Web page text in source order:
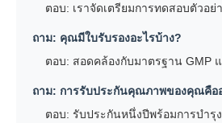
ตอบ: เราจัดเตรียมการทดสอบตัวอ
ถาม: คุณมีใบรับรองอะไรบ้าง?
ตอบ: สอดคล้องกับมาตรฐาน GMP
ถาม: การรับประกันคุณภาพของคุณคือ
ตอบ: รับประกันหนึ่งปีพร้อมการบำ